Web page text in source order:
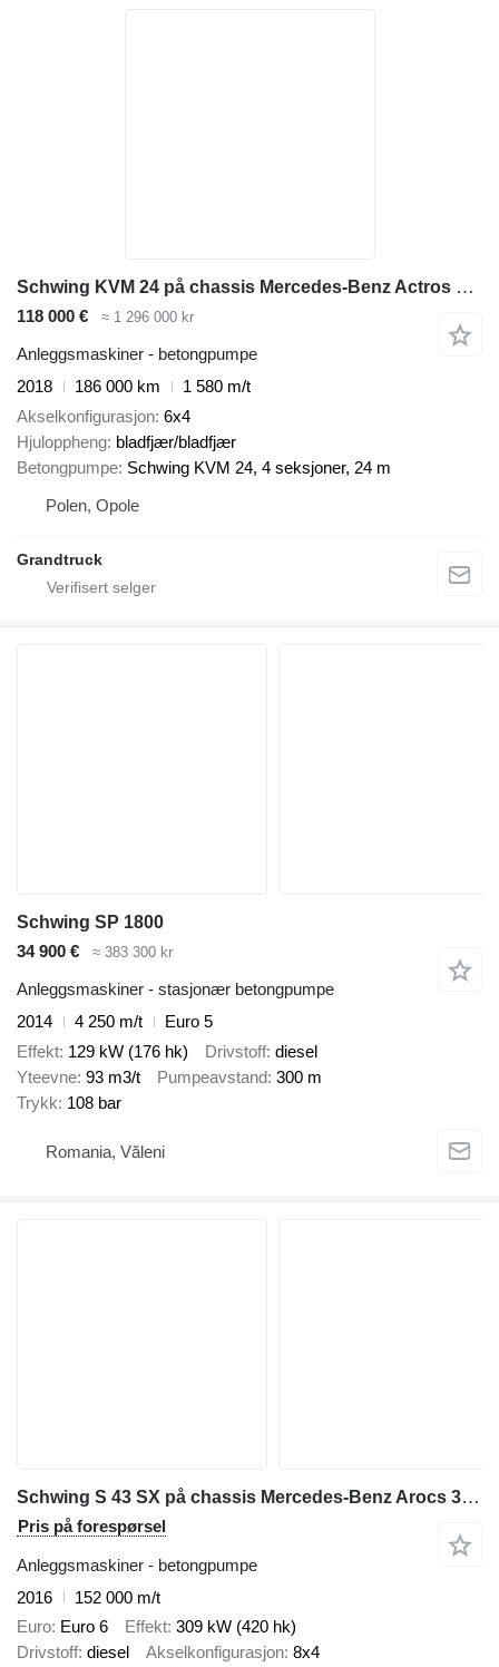
Schwing KVM 24 på chassis Mercedes-Benz Actros 2643 6x4 Schwing 24m, 150m3/h, euro 6, hallepump, top con
118 000 € ≈ 1 296 000 kr
Anleggsmaskiner - betongpumpe
2018
186 000 km
1 580 m/t
Akselkonfigurasjon 6x4
Hjuloppheng bladfjær/bladfjær
Betongpumpe Schwing KVM 24, 4 seksjoner, 24 m
Polen, Opole
Grandtruck
Schwing SP 1800
34 900 €
≈ 383 300 kr
Anleggsmaskiner - stasjonær betongpumpe
2014
4 250 m/t
Euro 5
Effekt 129 kW (176 hk) Drivstoff diesel
Yteevne 93 m3/t Pumpeavstand 300 m
Trykk 108 bar
Romania, Văleni
Schwing S 43 SX på chassis Mercedes-Benz Arocs 3542
Pris på forespørsel
Anleggsmaskiner - betongpumpe
2016
152 000 m/t
Euro Euro 6 Effekt 309 kW (420 hk)
Drivstoff diesel Akselkonfigurasjon 8x4